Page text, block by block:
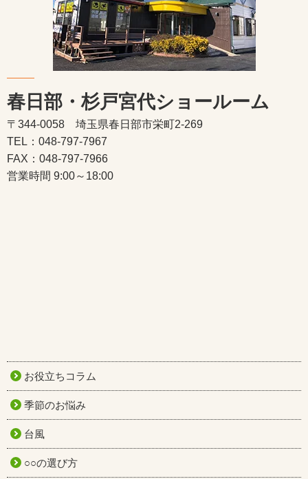
春日部・杉戸宮代ショールーム
〒344-0058 埼玉県春日部市栄町2-269
TEL：048-797-7967
FAX：048-797-7966
営業時間 9:00～18:00
お役立ちコラム
季節のお悩み
台風
○○の選び方